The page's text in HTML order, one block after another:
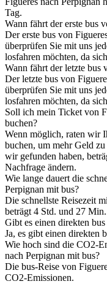
Tag.
Wann fährt der erste bus
Der erste bus von
überprüfen Sie mit uns
losfahren möchten, da
Wann fährt der letzte bus
Der letzte bus von
überprüfen Sie mit uns
losfahren möchten, da
Soll ich mein Ticket von
buchen?
Wenn möglich, raten wir
buchen, um mehr Geld
wir gefunden haben,
Nachfrage ändern.
Wie lange dauert die
Perpignan mit bus?
Die schnellste Reisezeit
beträgt 4 Std. und 27
Gibt es einen direkten
Ja, es gibt einen direkten
Wie hoch sind die CO2-
nach Perpignan mit bus?
Die bus-Reise von
CO2-Emissionen.